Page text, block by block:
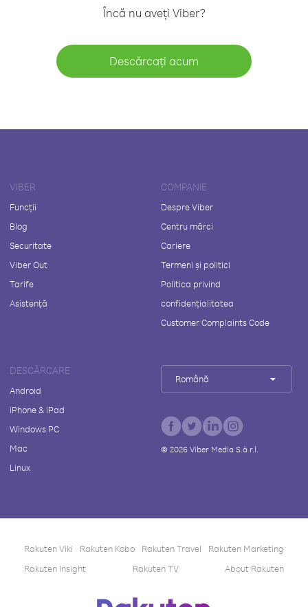
Încă nu aveți Viber?
Descărcați acum
VIBER
Funcții
Blog
Securitate
Viber Out
Tarife
Asistență
COMPANIE
Despre Viber
Centru mărci
Cariere
Termeni și politici
Politica privind
confidențialitatea
Customer Complaints Code
DESCĂRCARE
Android
iPhone & iPad
Windows PC
Mac
Linux
Română
© 2026Viber Media S.à r.l.
Rakuten Viki Rakuten Kobo Rakuten Travel
Rakuten Marketing
Rakuten Insight
Rakuten TV About Rakuten